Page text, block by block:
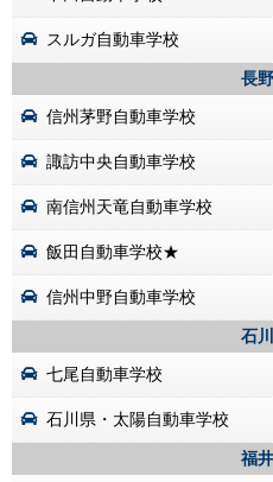
スルガ自動車学校
長
信州茅野自動車学校
諏訪中央自動車学校
南信州天竜自動車学校
飯田自動車学校★
信州中野自動車学校
石
七尾自動車学校
石川県・太陽自動車学校
福